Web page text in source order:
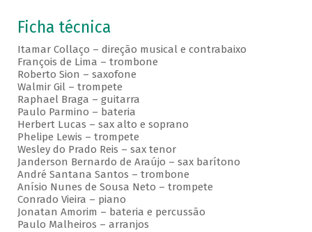
Ficha técnica
Itamar Collaço – direção musical e contrabaixo
François de Lima – trombone
Roberto Sion – saxofone
Walmir Gil – trompete
Raphael Braga – guitarra
Paulo Parmino – bateria
Herbert Lucas – sax alto e soprano
Phelipe Lewis – trompete
Wesley do Prado Reis – sax tenor
Janderson Bernardo de Araújo – sax barítono
André Santana Santos – trombone
Anísio Nunes de Sousa Neto – trompete
Conrado Vieira – piano
Jonatan Amorim – bateria e percussão
Paulo Malheiros – arranjos